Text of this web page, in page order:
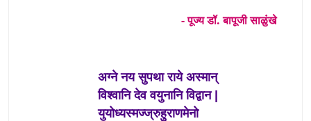
- पूज्य डॉ. बापूजी साळुंखे
अग्ने नय सुपथा राये अस्मान्
विश्वानि देव वयुनानि विद्वान|
युयोध्यस्मज्ज्रुहुराणमेनो